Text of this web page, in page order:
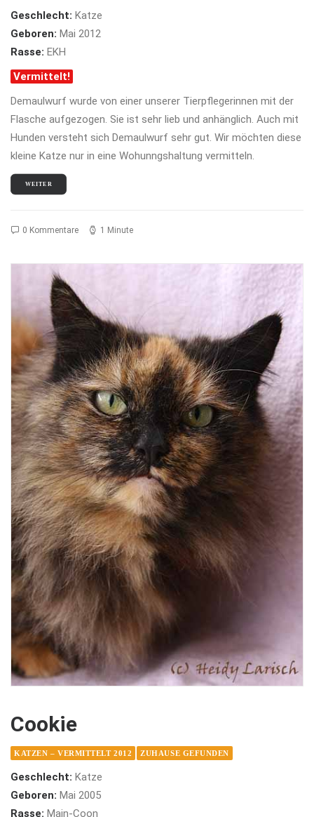
Geschlecht: Katze
Geboren: Mai 2012
Rasse: EKH
Vermittelt!
Demaulwurf wurde von einer unserer Tierpflegerinnen mit der
Flasche aufgezogen. Sie ist sehr lieb und anhänglich. Auch mit
Hunden versteht sich Demaulwurf sehr gut. Wir möchten diese
kleine Katze nur in eine Wohunngshaltung vermitteln.
WEITER
0 Kommentare 1 Minute
Cookie
KATZEN – VERMITTELT 2012 ZUHAUSE GEFUNDEN
Geschlecht: Katze
Geboren: Mai 2005
Rasse: Main-Coon